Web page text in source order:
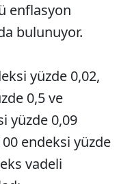
enflasyon
bulunuyor.
yüzde 0,02,
0,5 ve
yüzde 0,09
endeksi yüzde
vadeli